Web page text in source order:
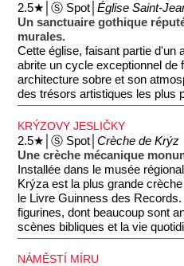
2.5★│Ⓢ Spot│Église Saint-
Un sanctuaire gothique
murales.
Cette église, faisant partie d'un
abrite un cycle exceptionnel de
architecture sobre et son
des trésors artistiques les plus
KRÝZOVY JESLIČKY
2.5★│Ⓢ Spot│Crèche de Krýz
Une crèche mécanique
Installée dans le musée
Krýza est la plus grande
le Livre Guinness des
figurines, dont beaucoup sont
scènes bibliques et la vie
NÁMĚSTÍ MÍRU